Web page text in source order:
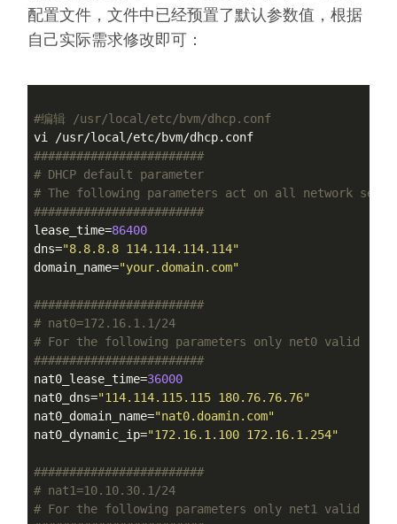
配置文件，文件中已经预置了默认参数值，根据
自己实际需求修改即可：
#编辑 /usr/local/etc/bvm/dhcp.conf
########################
# DHCP default parameter
# The following parameters act on all network
########################
lease_time=86400
dns="8.8.8.8 114.114.114.114"
domain_name="your.domain.com"
########################
# nat0=172.16.1.1/24
# For the following parameters only net0 valid
########################
nat0_lease_time=36000
nat0_dns="114.114.115.115 180.76.76.76"
nat0_domain_name="nat0.doamin.com"
nat0_dynamic_ip="172.16.1.100 172.16.1.254"
########################
# nat1=10.10.30.1/24
# For the following parameters only net1 valid